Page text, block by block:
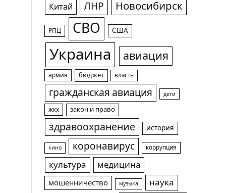
Китай ЛНР Новосибирск
РПЦ СВО США
Украина авиация
армия бюджет власть
гражданская авиация дети
жкх закон и право
здравоохранение история
кино коронавирус коррупция
культура медицина
мошенничество музыка
наука